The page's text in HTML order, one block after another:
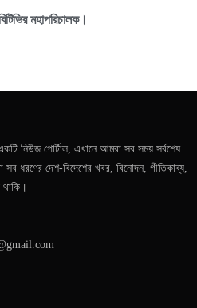
মহাপরিচালক।
নিউজ পোর্টাল, এখানে আমরা সব সময় সর্বশেষ
ধরণের দেশ-বিদেশের খবর, বিনোদন, গীতিকাব্য,